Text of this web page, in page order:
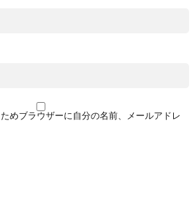
めブラウザーに自分の名前、メールアドレ